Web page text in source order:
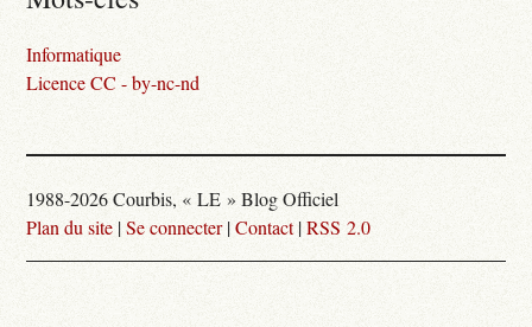
Informatique
Licence CC - by-nc-nd
1988-2026 Courbis, « LE » Blog Officiel
Plan du site |Se connecter|Contact|RSS 2.0